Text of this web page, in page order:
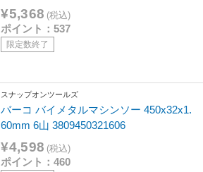
¥5,368 (税込)
ポイント：537
限定数終了
スナップオンツールズ
バーコ バイメタルマシンソー 450x32x1.
60mm 6山 3809450321606
¥4,598 (税込)
ポイント：460